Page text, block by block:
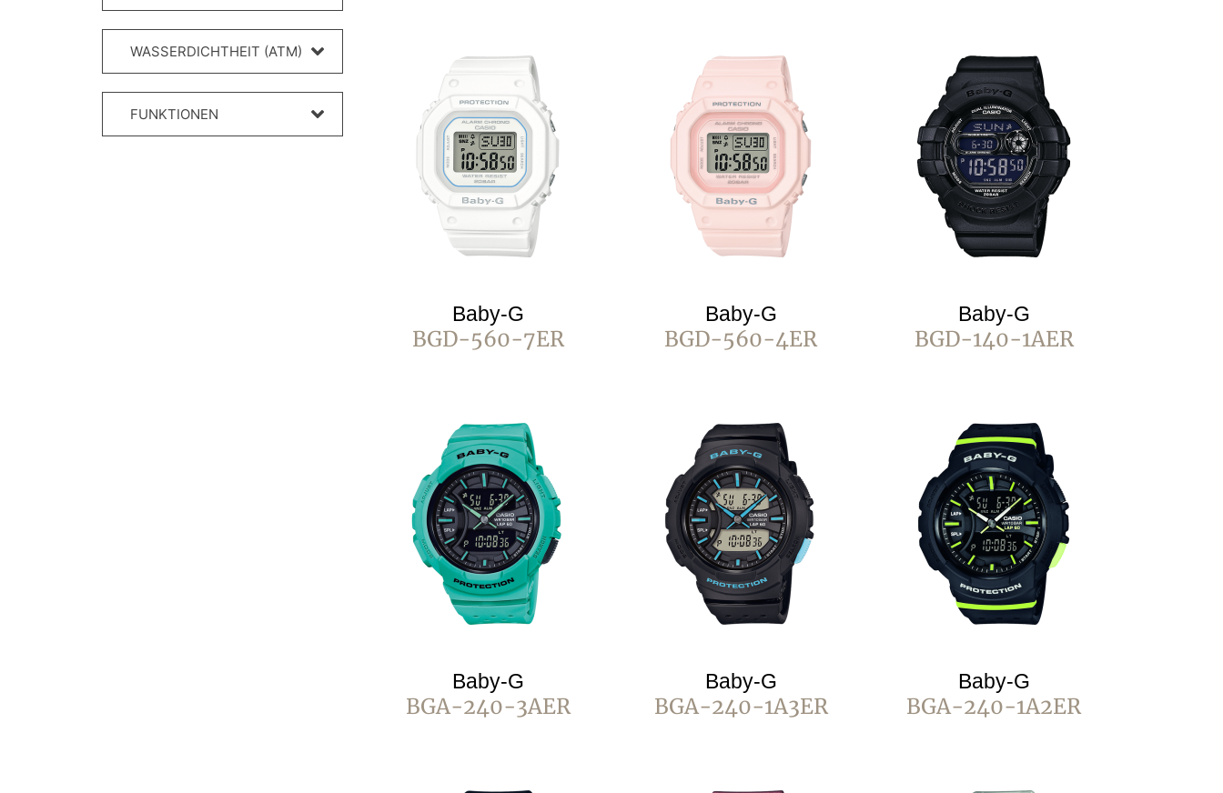
WASSERDICHTHEIT (ATM)
FUNKTIONEN
Baby-G
BGD-560-7ER
Baby-G
BGD-560-4ER
Baby-G
BGD-140-1AER
Baby-G
BGA-240-3AER
Baby-G
BGA-240-1A3ER
Baby-G
BGA-240-1A2ER